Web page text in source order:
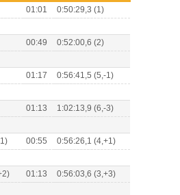
01:01 0:50:29,3 (1)
00:49 0:52:00,6 (2)
01:17 0:56:41,5 (5,-1)
01:13 1:02:13,9 (6,-3)
00:55 0:56:26,1 (4,+1)
01:13 0:56:03,6 (3,+3)